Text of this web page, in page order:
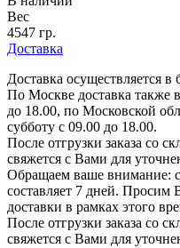
Вес
4547 гр.
Доставка
Доставка осуществляется в
По Москве доставка также
до 18.00, по Московской
субботу с 09.00 до 18.00.
После отгрузки заказа со
свяжется с Вами для
Обращаем ваше внимание:
составляет 7 дней. Просим
доставки в рамках этого
После отгрузки заказа со
свяжется с Вами для